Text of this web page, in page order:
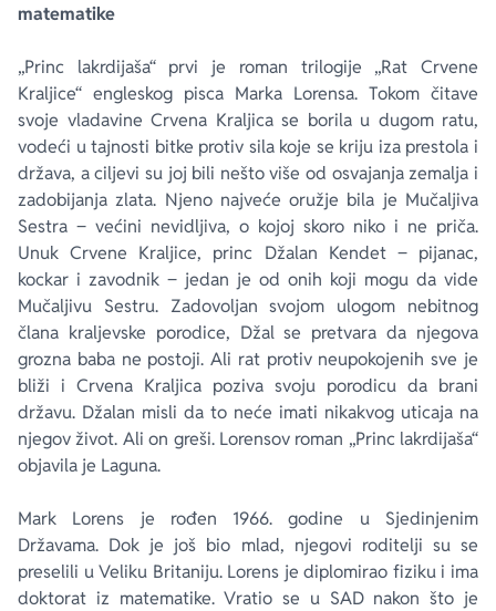
matematike
„Princ lakrdijaša“ prvi je roman trilogije „Rat Crvene
Kraljice“ engleskog pisca Marka Lorensa. Tokom čitave
svoje vladavine Crvena Kraljica se borila u dugom ratu,
vodeći u tajnosti bitke protiv sila koje se kriju iza prestola i
država, a ciljevi su joj bili nešto više od osvajanja zemalja i
zadobijanja zlata. Njeno najveće oružje bila je Mučaljiva
Sestra ‒ većini nevidljiva, o kojoj skoro niko i ne priča.
Unuk Crvene Kraljice, princ Džalan Kendet ‒ pijanac,
kockar i zavodnik ‒ jedan je od onih koji mogu da vide
Mučaljivu Sestru. Zadovoljan svojom ulogom nebitnog
člana kraljevske porodice, Džal se pretvara da njegova
grozna baba ne postoji. Ali rat protiv neupokojenih sve je
bliži i Crvena Kraljica poziva svoju porodicu da brani
državu. Džalan misli da to neće imati nikakvog uticaja na
njegov život. Ali on greši. Lorensov roman „Princ lakrdijaša“
objavila je Laguna.
Mark Lorens je rođen 1966. godine u Sjedinjenim
Državama. Dok je još bio mlad, njegovi roditelji su se
preselili u Veliku Britaniju. Lorens je diplomirao fiziku i ima
doktorat iz matematike. Vratio se u SAD nakon što je